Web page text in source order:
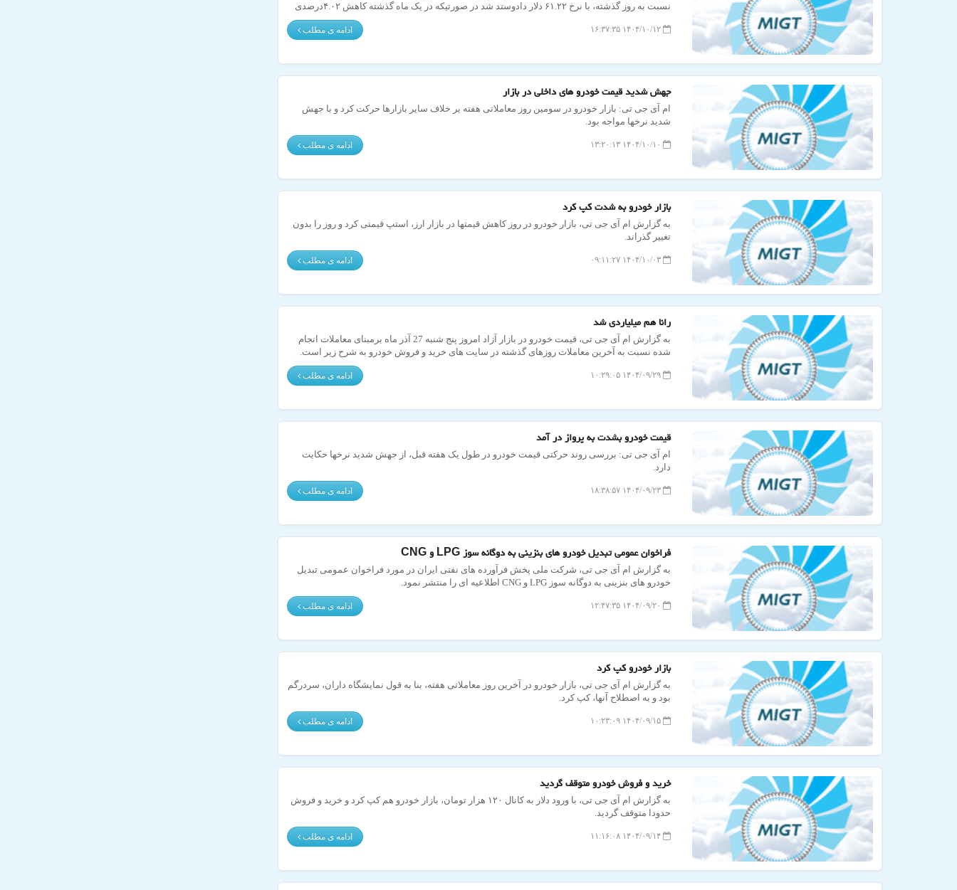
نسبت به روز گذشته، با نرخ ۶۱.۲۲ دلار دادوستد شد در صورتیکه در یک ماه گذشته کاهش ۴.۰۲درصدی
۱۴۰۴/۱۰/۱۲ ۱۶:۳۷:۳۵ ادامه ی مطلب
جهش شدید قیمت خودرو های داخلی در بازار
ام آی جی تی: بازار خودرو در سومین روز معاملاتی هفته بر خلاف سایر بازارها حرکت کرد و با جهش
شدید نرخها مواجه بود.
ادامه ی مطلب
بازار خودرو به شدت کپ کرد
به گزارش ام آی جی تی، بازار خودرو در روز کاهش قیمتها در بازار ارز، استپ قیمتی کرد و روز را بدون
تغییر گذراند.
۱۴۰۴/۱۰/۰۳ ۰۹:۱۱:۲۷ ادامه ی مطلب
رانا هم میلیاردی شد
به گزارش ام آی جی تی، قیمت خودرو در بازار آزاد امروز پنج شنبه 27 آذر ماه برمبنای معاملات انجام
شده نسبت به آخرین معاملات روزهای گذشته در سایت های خرید و فروش خودرو به شرح زیر است.
۱۴۰۴/۰۹/۲۹ ۱۰:۲۹:۰۵ ادامه ی مطلب
قیمت خودرو بشدت به پرواز در آمد
ام آی جی تی: بررسی روند حرکتی قیمت خودرو در طول یک هفته قبل، از جهش شدید نرخها حکایت
دارد.
۱۴۰۴/۰۹/۲۳ ۱۸:۳۸:۵۷ ادامه ی مطلب
فراخوان عمومی تبدیل خودرو های بنزینی به دوگانه سوز LPG و CNG
به گزارش ام آی جی تی، شرکت ملی پخش فرآورده های نفتی ایران در مورد فراخوان عمومی تبدیل
خودرو های بنزینی به دوگانه سوز LPG و CNG اطلاعیه ای را منتشر نمود.
ادامه ی مطلب
بازار خودرو کپ کرد
به گزارش ام آی جی تی، بازار خودرو در آخرین روز معاملاتی هفته، بنا به قول نمایشگاه داران، سردرگم
بود و به اصطلاح آنها، کپ کرد.
۱۴۰۴/۰۹/۱۵ ۱۰:۲۳:۰۹ ادامه ی مطلب
خرید و فروش خودرو متوقف گردید
به گزارش ام آی جی تی، با ورود دلار به کانال ۱۲۰ هزار تومان، بازار خودرو هم کپ کرد و خرید و فروش
حدودا متوقف گردید.
۱۴۰۴/۰۹/۱۴ ۱۱:۱۶:۰۸ ادامه ی مطلب